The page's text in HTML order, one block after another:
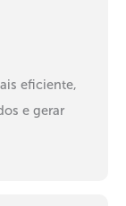
eficiente,
e gerar